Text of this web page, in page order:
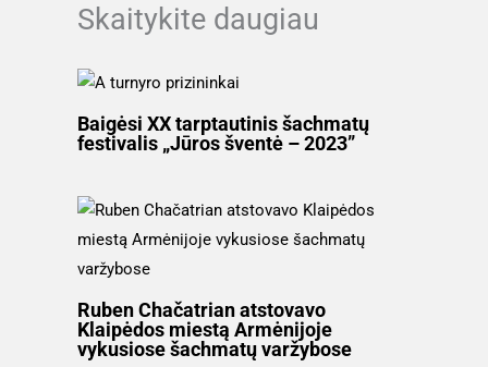
Skaitykite daugiau
Baigėsi XX tarptautinis šachmatų
festivalis „Jūros šventė – 2023”
Ruben Chačatrian atstovavo
Klaipėdos miestą Armėnijoje
vykusiose šachmatų varžybose